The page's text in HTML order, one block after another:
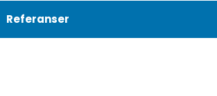
Referanser